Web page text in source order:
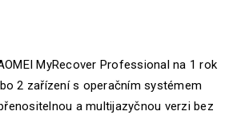
MyRecover Professional na 1 rok
2 zařízení s operačním systémem
a multijazyčnou verzi bez